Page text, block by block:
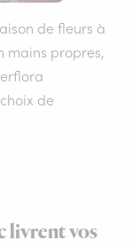
de fleurs à
mains propres,
de
livrent vos